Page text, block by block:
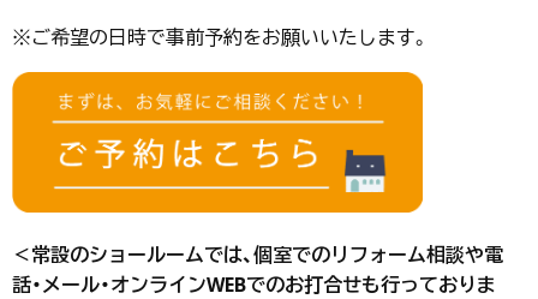
※ご希望の日時で事前予約をお願いいたします。
＜常設のショールームでは、個室でのリフォーム相談や電
話・メール・オンラインWEBでのお打合せも行っておりま